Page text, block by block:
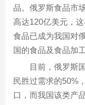
品。俄罗斯食品市
高达120亿美元，
食品已成为我国对
国的食品及食品加
目前，俄罗斯
民胜过需求的50%
口，而我国该类产